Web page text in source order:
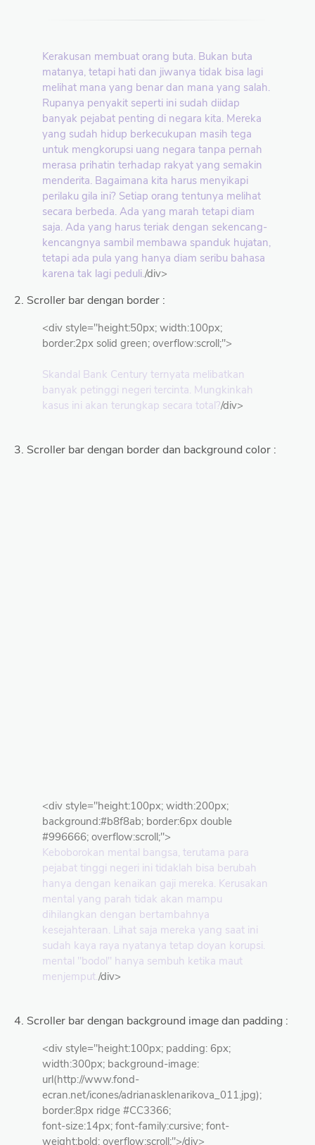
Kerakusan membuat orang buta. Bukan buta
matanya, tetapi hati dan jiwanya tidak bisa lagi
melihat mana yang benar dan mana yang salah.
Rupanya penyakit seperti ini sudah diidap
banyak pejabat penting di negara kita. Mereka
yang sudah hidup berkecukupan masih tega
untuk mengkorupsi uang negara tanpa pernah
merasa prihatin terhadap rakyat yang semakin
menderita. Bagaimana kita harus menyikapi
perilaku gila ini? Setiap orang tentunya melihat
secara berbeda. Ada yang marah tetapi diam
saja. Ada yang harus teriak dengan sekencang-
kencangnya sambil membawa spanduk hujatan,
tetapi ada pula yang hanya diam seribu bahasa
karena tak lagi peduli./div>
2. Scroller bar dengan border :
<div style="height:50px; width:100px;
border:2px solid green; overflow:scroll;">
Skandal Bank Century ternyata melibatkan
banyak petinggi negeri tercinta. Mungkinkah
kasus ini akan terungkap secara total?/div>
3. Scroller bar dengan border dan background color :
<div style="height:100px; width:200px;
background:#b8f8ab; border:6px double
#996666; overflow:scroll;">
Keboborokan mental bangsa, terutama para
pejabat tinggi negeri ini tidaklah bisa berubah
hanya dengan kenaikan gaji mereka. Kerusakan
mental yang parah tidak akan mampu
dihilangkan dengan bertambahnya
kesejahteraan. Lihat saja mereka yang saat ini
sudah kaya raya nyatanya tetap doyan korupsi.
mental "bodol" hanya sembuh ketika maut
menjemput./div>
4. Scroller bar dengan background image dan padding :
<div style="height:100px; padding: 6px;
width:300px; background-image:
url(http://www.fond-
ecran.net/icones/adrianasklenarikova_011.jpg);
border:8px ridge #CC3366;
font-size:14px; font-family:cursive; font-
weight:bold; overflow:scroll;">/div>